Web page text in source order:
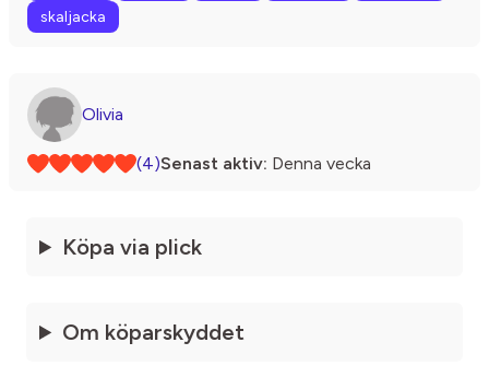
skaljacka
Olivia
(4)Senast aktiv: Denna vecka
Köpa via plick
Om köparskyddet